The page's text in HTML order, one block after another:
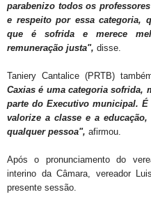
parabenizo todos os
e respeito por essa categoria,
que é sofrida e merece
remuneração justa", disse.
Taniery Cantalice (PRTB)
Caxias é uma categoria sofrida,
parte do Executivo municipal.
valorize a classe e a
qualquer pessoa", afirmou.
Após o pronunciamento do
interino da Câmara, vereador
presente sessão.